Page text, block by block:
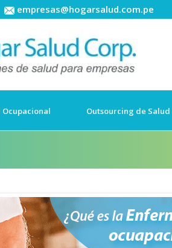
empresas@hogarsalud.com.pe
Ocupacional Outsourcing de Salud